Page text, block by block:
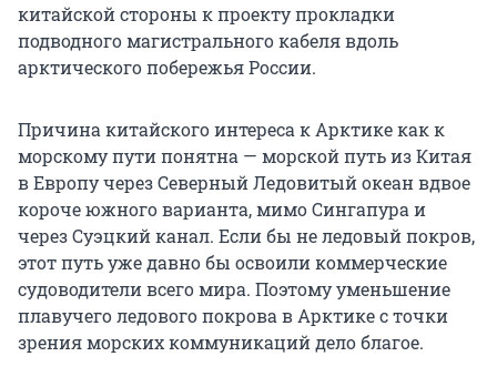
китайской стороны к проекту прокладки
подводного магистрального кабеля вдоль
арктического побережья России.
Причина китайского интереса к Арктике как к
морскому пути понятна — морской путь из Китая
в Европу через Северный Ледовитый океан вдвое
короче южного варианта, мимо Сингапура и
через Суэцкий канал. Если бы не ледовый покров,
этот путь уже давно бы освоили коммерческие
судоводители всего мира. Поэтому уменьшение
плавучего ледового покрова в Арктике с точки
зрения морских коммуникаций дело благое.